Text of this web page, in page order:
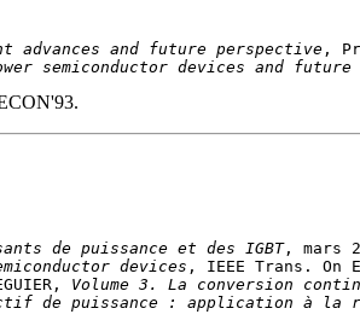
advances and future perspective
semiconductor devices and
de puissance et des IGBT
devices
Volume 3. La conversion
de puissance : application à la